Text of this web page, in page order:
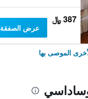
387 ﷼
عرض الصفقة
الموصى بها